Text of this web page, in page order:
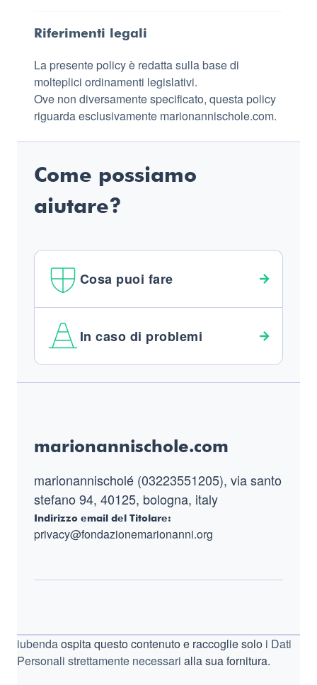
Riferimenti legali
La presente policy è redatta sulla base di
molteplici ordinamenti legislativi.
Ove non diversamente specificato, questa policy
riguarda esclusivamente marionannischole.com.
Come possiamo
aiutare?
Cosa puoi fare
In caso di problemi
marionannischole.com
marionannischolé (03223551205), via santo
stefano 94, 40125, bologna, italy
Indirizzo email del Titolare:
privacy@fondazionemarionanni.org
iubendaospita questo contenuto e raccoglie solo i Dati
Personali strettamente necessari alla sua fornitura.